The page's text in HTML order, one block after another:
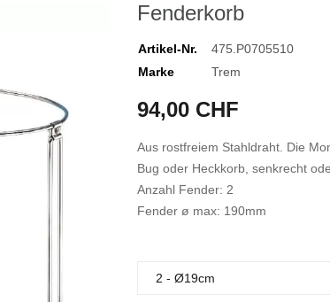
Fenderkorb
Artikel-Nr.
475.P0705510
Marke
Trem
94,00 CHF
Aus rostfreiem Stahldraht. Die
Bug oder Heckkorb, senkrecht
Anzahl Fender: 2
Fender ø max: 190mm